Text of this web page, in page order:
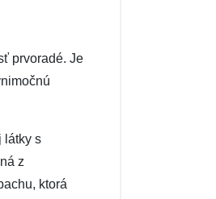
prvoradé. Je
látky s
z
ktorá